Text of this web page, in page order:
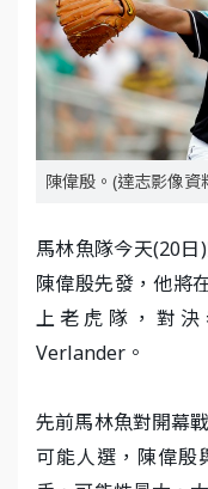
陳偉殷。(達志影像資
馬林魚隊今天(20
陳偉殷先發，他將
上老虎隊，對
Verlander。
先前馬林魚對開幕
可能人選，陳偉殷